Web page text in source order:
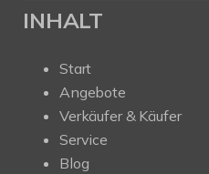
INHALT
Start
Angebote
Verkäufer & Käufer
Service
Blog